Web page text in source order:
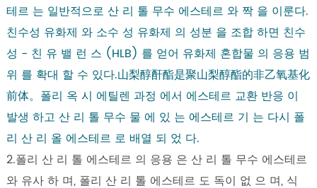
테르 는 일반적으로 산 리 톨 무수 에스테르 와 짝 을 이룬다.
친수성 유화제 와 소수 성 유화제 의 성분 을 조합 하면 친수
성 - 친 유 밸 런 스 (HLB) 를 얻어 유화제 혼합물 의 응용 범
위 를 확대 할 수 있다.山梨醇酐酯是聚山梨醇酯的非乙氧基化
前体。폴리 옥 시 에틸렌 과정 에서 에스테르 교환 반응 이
발생 하고 산 리 톨 무수 물 에 있 는 에스테르 기 는 다시 폴
리 산 리 올 에스테르 로 배열 되 었 다.
2.폴리 산 리 톨 에스테르 의 응용 은 산 리 톨 무수 에스테르
와 유사 하 며, 폴리 산 리 톨 에스테르 도 독이 없 으 며, 식